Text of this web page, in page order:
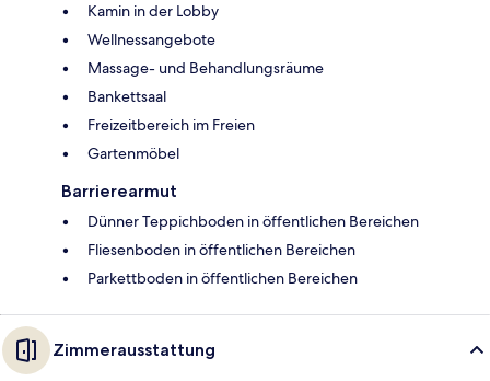
Kamin in der Lobby
Wellnessangebote
Massage- und Behandlungsräume
Bankettsaal
Freizeitbereich im Freien
Gartenmöbel
Barrierearmut
Dünner Teppichboden in öffentlichen Bereichen
Fliesenboden in öffentlichen Bereichen
Parkettboden in öffentlichen Bereichen
Zimmerausstattung